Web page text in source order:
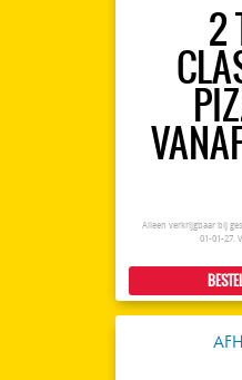
2
Alleen verkrijgbaar bij
01-01-27.